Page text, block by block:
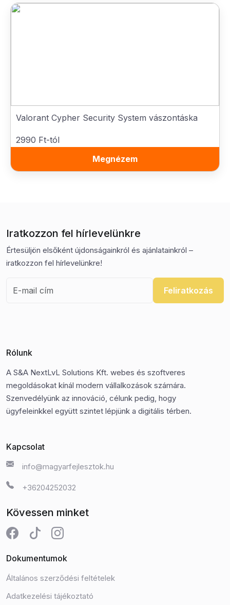
Valorant Cypher Security System vászontáska
2990 Ft-tól
Megnézem
Iratkozzon fel hírlevelünkre
Értesüljön elsőként újdonságainkról és ajánlatainkról –
iratkozzon fel hírlevelünkre!
Feliratkozás
Rólunk
A S&A NextLvL Solutions Kft. webes és szoftveres
megoldásokat kínál modern vállalkozások számára.
Szenvedélyünk az innováció, célunk pedig, hogy
ügyfeleinkkel együtt szintet lépjünk a digitális térben.
Kapcsolat
info@magyarfejlesztok.hu
+36204252032
Kövessen minket
Dokumentumok
Általános szerződési feltételek
Adatkezelési tájékoztató